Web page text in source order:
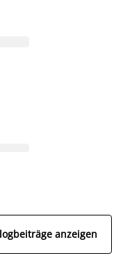
anzeigen